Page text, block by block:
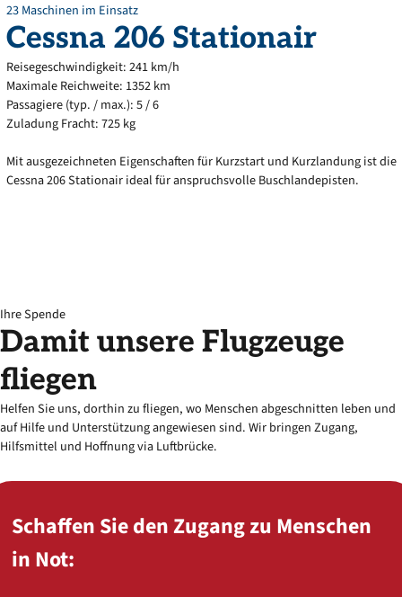
23 Maschinen im Einsatz
Cessna 206 Stationair
Reisegeschwindigkeit: 241 km/h
Maximale Reichweite: 1352 km
Passagiere (typ. / max.): 5 / 6
Zuladung Fracht: 725 kg
Mit ausgezeichneten Eigenschaften für Kurzstart und Kurzlandung ist die
Cessna 206 Stationair ideal für anspruchsvolle Buschlandepisten.
Ihre Spende
Damit unsere Flugzeuge
fliegen
Helfen Sie uns, dorthin zu fliegen, wo Menschen abgeschnitten leben und
auf Hilfe und Unterstützung angewiesen sind. Wir bringen Zugang,
Hilfsmittel und Hoffnung via Luftbrücke.
Schaffen Sie den Zugang zu Menschen
in Not: